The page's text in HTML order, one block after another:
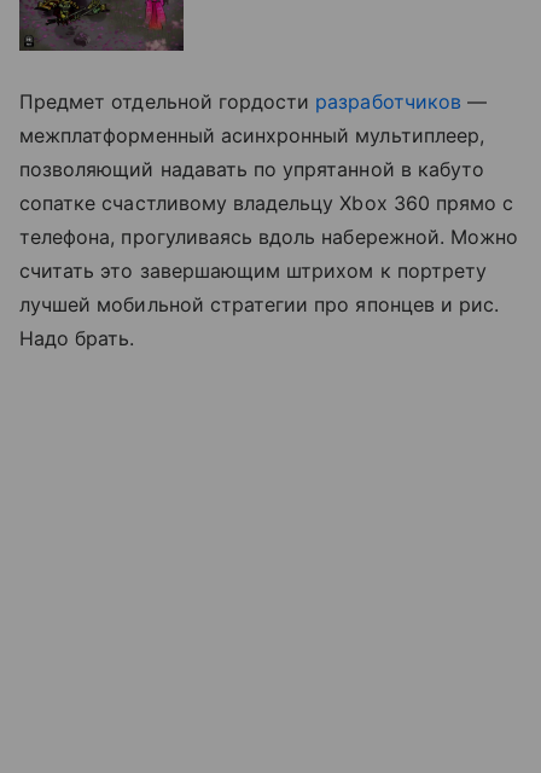
Предмет отдельной гордости разработчиков —
межплатформенный асинхронный мультиплеер,
позволяющий надавать по упрятанной в кабуто
сопатке счастливому владельцу Xbox 360 прямо с
телефона, прогуливаясь вдоль набережной. Можно
считать это завершающим штрихом к портрету
лучшей мобильной стратегии про японцев и рис.
Надо брать.